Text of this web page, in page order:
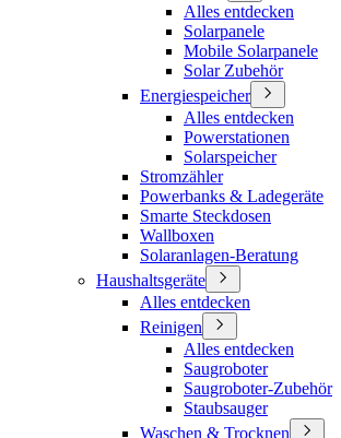
Alles entdecken
Solarpanele
Mobile Solarpanele
Solar Zubehör
Energiespeicher
Alles entdecken
Powerstationen
Solarspeicher
Stromzähler
Powerbanks & Ladegeräte
Smarte Steckdosen
Wallboxen
Solaranlagen-Beratung
Haushaltsgeräte
Alles entdecken
Reinigen
Alles entdecken
Saugroboter
Saugroboter-Zubehör
Staubsauger
Waschen & Trocknen